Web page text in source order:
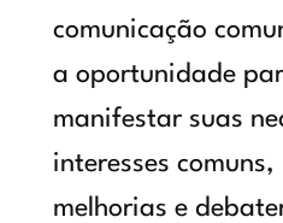
comunicação
a oportunidade
manifestar suas
interesses
melhorias e